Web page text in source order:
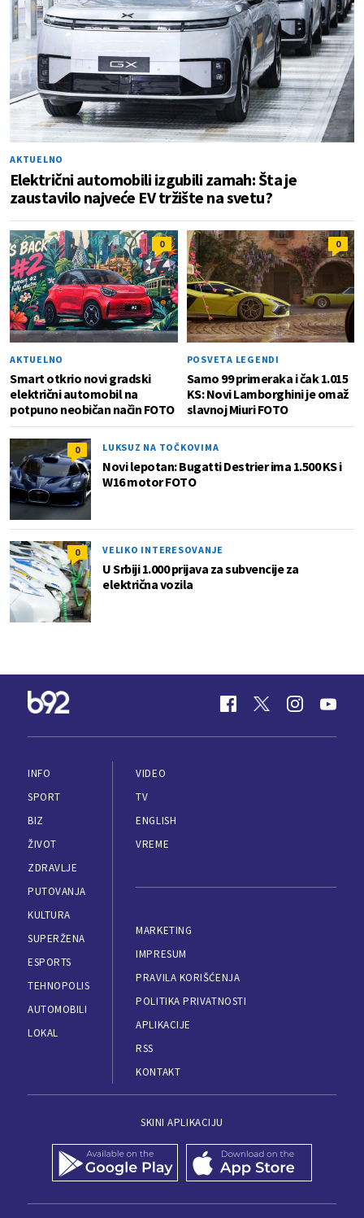
AKTUELNO
Električni automobili izgubili zamah: Šta je
zaustavilo najveće EV tržište na svetu?
0
AKTUELNO
Smart otkrio novi gradski
električni automobil na
potpuno neobičan način FOTO
0
POSVETA LEGENDI
Samo 99 primeraka i čak 1.015
KS: Novi Lamborghini je omaž
slavnoj Miuri FOTO
0 LUKSUZ NA TOČKOVIMA
Novi lepotan: Bugatti Destrier ima 1.500 KS i
W16 motor FOTO
0 VELIKO INTERESOVANJE
U Srbiji 1.000 prijava za subvencije za
električna vozila
INFO
SPORT
BIZ
ŽIVOT
ZDRAVLJE
PUTOVANJA
KULTURA
SUPERŽENA
ESPORTS
TEHNOPOLIS
AUTOMOBILI
LOKAL
VIDEO
TV
ENGLISH
VREME
MARKETING
IMPRESUM
PRAVILA KORIŠĆENJA
POLITIKA PRIVATNOSTI
APLIKACIJE
RSS
KONTAKT
SKINI APLIKACIJU